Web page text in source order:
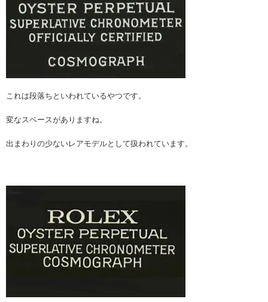
これは段落ちといわれているやつです。
変なスペースがありますね。
出まわりの少ないレアモデルとして扱われています。